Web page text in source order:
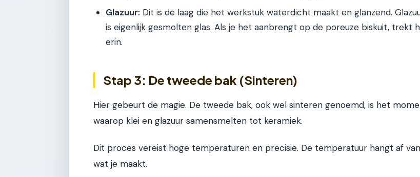
Glazuur: Dit is de laag die het werkstuk waterdicht maakt en glanzend.
is eigenlijk gesmolten glas. Als je het aanbrengt op de poreuze biskuit, trekt
erin.
Stap 3: De tweede bak (Sinteren)
Hier gebeurt de magie. De tweede bak, ook wel sinteren genoemd, is het
waarop klei en glazuur samensmelten tot keramiek.
Dit proces vereist hoge temperaturen en precisie. De temperatuur hangt af van
wat je maakt.